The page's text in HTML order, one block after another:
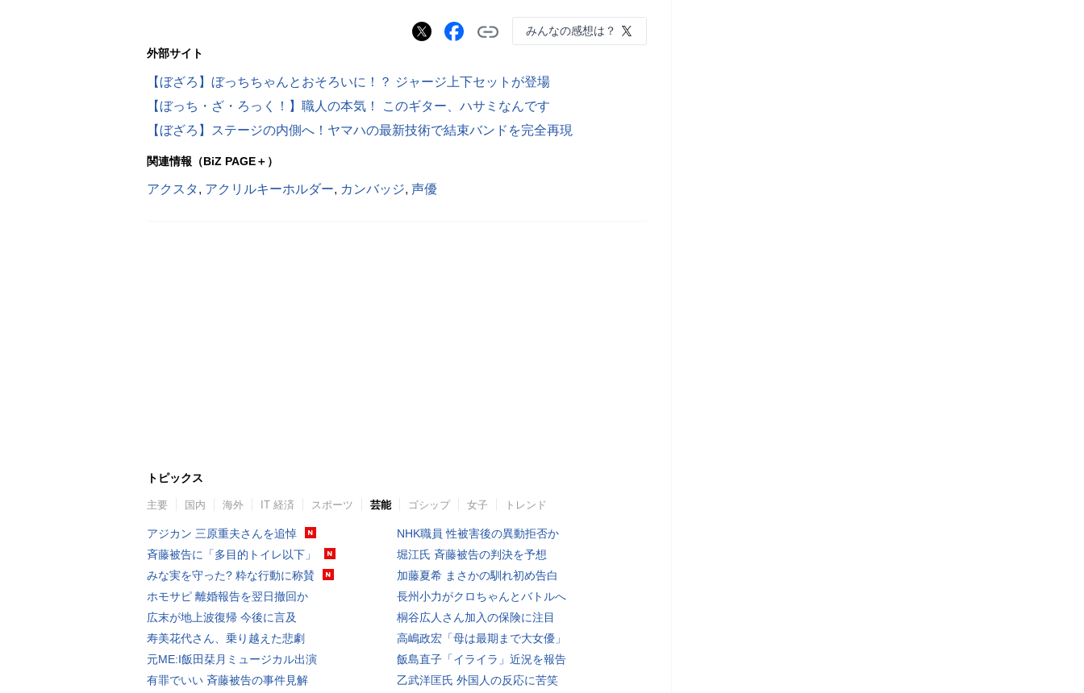
みんなの感想は？
外部サイト
【ぼざろ】ぼっちちゃんとおそろいに！？ ジャージ上下セットが登場
【ぼっち・ざ・ろっく！】職人の本気！ このギター、ハサミなんです
【ぼざろ】ステージの内側へ！ヤマハの最新技術で結束バンドを完全再現
関連情報（BiZ PAGE＋）
アクスタ, アクリルキーホルダー, カンバッジ, 声優
トピックス
主要 国内 海外 IT 経済 スポーツ 芸能 ゴシップ 女子 トレンド
アジカン 三原重夫さんを追悼
斉藤被告に「多目的トイレ以下」
みな実を守った? 粋な行動に称賛
ホモサピ 離婚報告を翌日撤回か
広末が地上波復帰 今後に言及
寿美花代さん、乗り越えた悲劇
元ME:I飯田栞月ミュージカル出演
有罪でいい 斉藤被告の事件見解
NHK職員 性被害後の異動拒否か
堀江氏 斉藤被告の判決を予想
加藤夏希 まさかの馴れ初め告白
長州小力がクロちゃんとバトルへ
桐谷広人さん加入の保険に注目
高嶋政宏「母は最期まで大女優」
飯島直子「イライラ」近況を報告
乙武洋匡氏 外国人の反応に苦笑